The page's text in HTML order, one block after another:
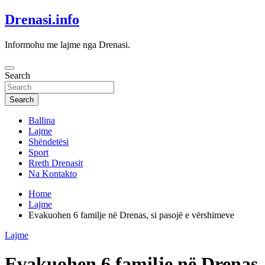
Skip
to
Drenasi.info
Informohu me lajme nga Drenasi.
Search
Search
Ballina
Lajme
Shëndetësi
Sport
Rreth Drenasit
Na Kontakto
Home
Lajme
Evakuohen 6 familje në Drenas, si pasojë e vërshimeve
Lajme